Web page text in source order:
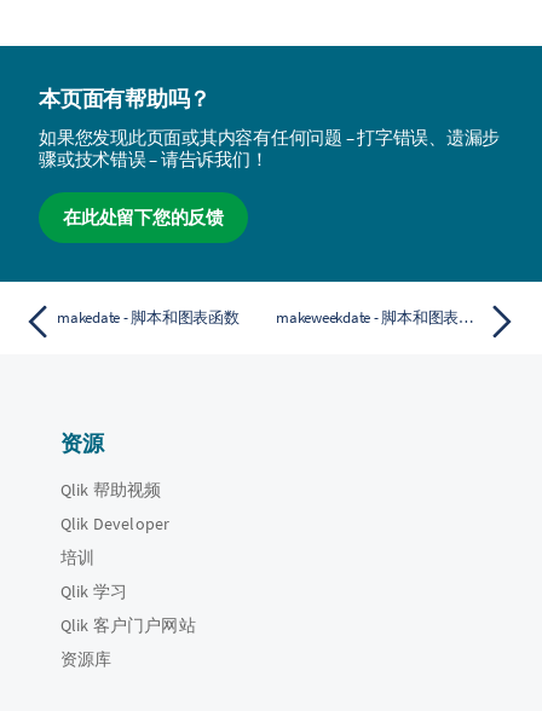
本页面有帮助吗？
如果您发现此页面或其内容有任何问题 – 打字错误、遗漏步
骤或技术错误 – 请告诉我们！
在此处留下您的反馈
makedate - 脚本和图表函数 makeweekdate - 脚本和图表函数
资源
Qlik 帮助视频
Qlik Developer
培训
Qlik 学习
Qlik 客户门户网站
资源库